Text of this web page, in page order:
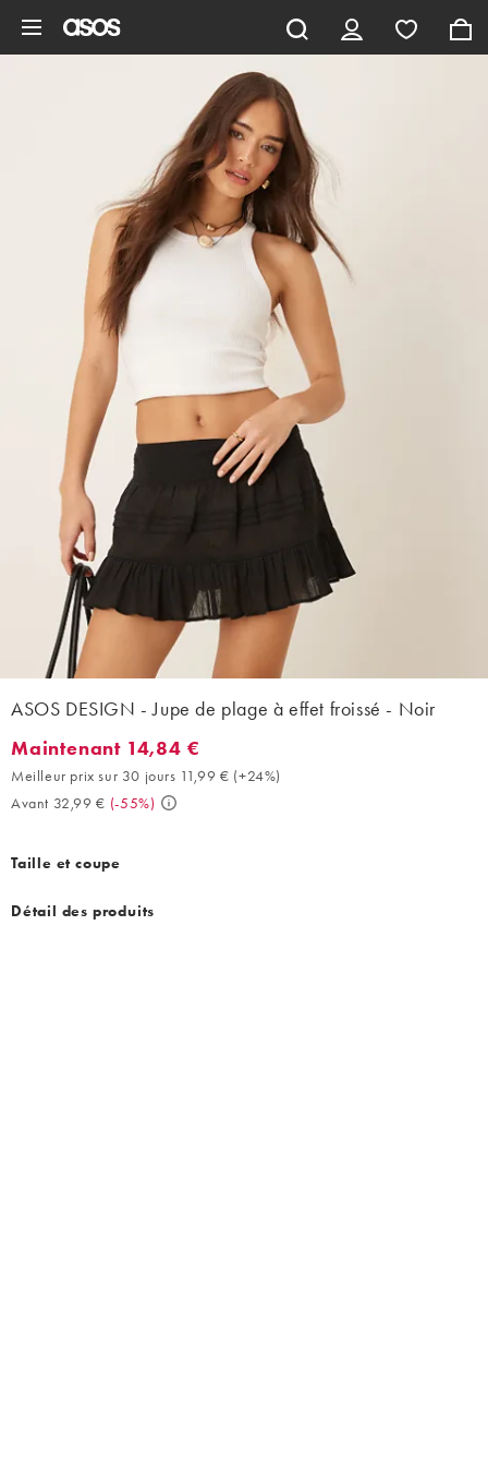
ASOS DESIGN - Jupe de plage à effet froissé - Noir
Maintenant 14,84 €. Meilleur prix sur 30 jours 11,99 € (+24%).
Maintenant 14,84 €
Meilleur prix sur 30 jours 11,99 € (+24%)
Avant 32,99 € (-55%)
Taille et coupe
Détail des produits